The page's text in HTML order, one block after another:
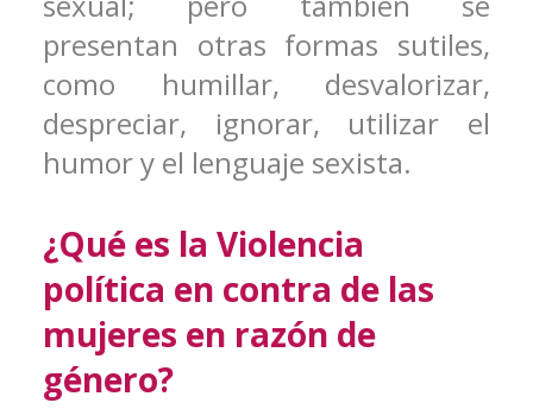
presentan otras formas sutiles,
como humillar, desvalorizar,
despreciar, ignorar, utilizar el
humor y el lenguaje sexista.
¿Qué es la Violencia
política en contra de las
mujeres en razón de
género?